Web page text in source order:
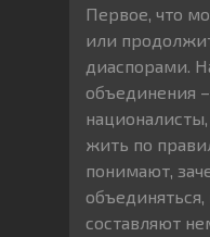
Первое, что
или
диаспорами.
объединения
жить по
понимают,
составляют